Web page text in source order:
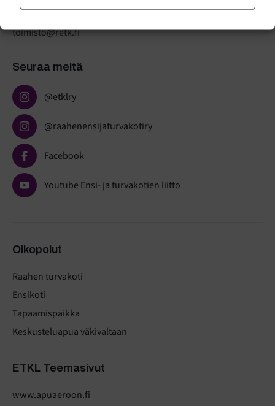
puh. 0442824211
toimisto@retk.fi
Seuraa meitä
@etklry
@raahenensijaturvakotiry
Facebook
Youtube Ensi- ja turvakotien liitto
Oikopolut
Raahen turvakoti
Ensikoti
Tapaamispaikka
Keskusteluapua väkivaltaan
ETKL Teemasivut
www.apuaeroon.fi